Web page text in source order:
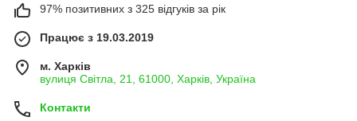
97% позитивних з 325 відгуків за рік
Працює з 19.03.2019
м. Харків
вулиця Світла, 21, 61000, Харків, Україна
Контакти